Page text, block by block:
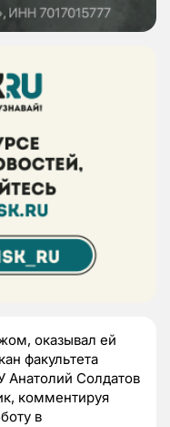
оказывал ей
факультета
Анатолий Солдатов
комментируя
в